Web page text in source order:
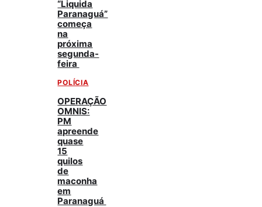
“Liquida
Paranaguá”
começa
na
próxima
segunda-
feira
POLÍCIA
OPERAÇÃO
OMNIS:
PM
apreende
quase
15
quilos
de
maconha
em
Paranaguá